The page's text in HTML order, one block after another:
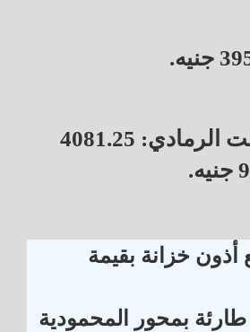
سعر طن الأسمنت الرمادي: 4081.25
أذون خزانة بقيمة
بمحور المحمودية